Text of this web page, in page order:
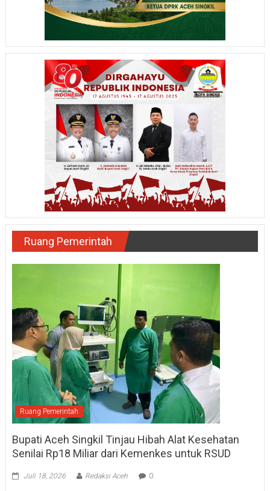
Ruang Pemerintah
Ruang Pemerintah
Bupati Aceh Singkil Tinjau Hibah Alat Kesehatan
Senilai Rp18 Miliar dari Kemenkes untuk RSUD
Juli 18, 2026 Redaksi Aceh 0